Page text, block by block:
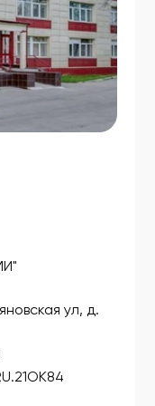
ул, д.